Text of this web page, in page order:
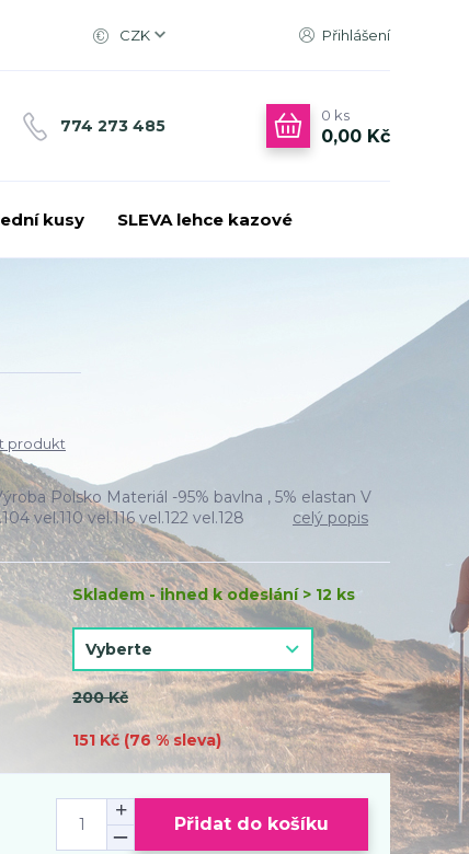
CZK Přihlášení
774 273 485
0 ks
0,00 Kč
kusy SLEVA lehce kazové
produkt
Polsko Materiál -95% bavlna , 5% elastan V
vel.110 vel.116 vel.122 vel.128 celý popis
Skladem - ihned k odeslání > 12 ks
200 Kč
151 Kč (76% sleva)
Přidat do košíku